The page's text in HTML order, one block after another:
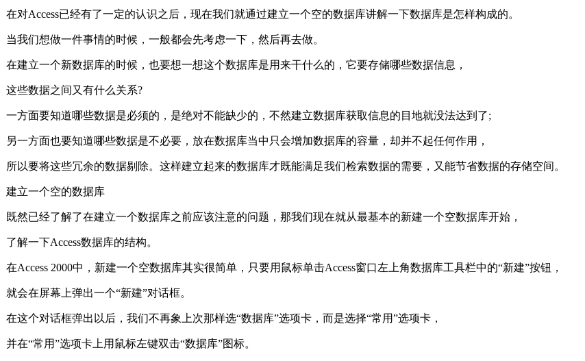
在对Access已经有了一定的认识之后，现在我们就通过建立一个空的数据库讲解一下数据库是怎样构成的。
当我们想做一件事情的时候，一般都会先考虑一下，然后再去做。
在建立一个新数据库的时候，也要想一想这个数据库是用来干什么的，它要存储哪些数据信息，
这些数据之间又有什么关系?
一方面要知道哪些数据是必须的，是绝对不能缺少的，不然建立数据库获取信息的目地就没法达到了;
另一方面也要知道哪些数据是不必要，放在数据库当中只会增加数据库的容量，却并不起任何作用，
所以要将这些冗余的数据剔除。这样建立起来的数据库才既能满足我们检索数据的需要，又能节省数据的存储空间。
建立一个空的数据库
既然已经了解了在建立一个数据库之前应该注意的问题，那我们现在就从最基本的新建一个空数据库开始，
了解一下Access数据库的结构。
在Access 2000中，新建一个空数据库其实很简单，只要用鼠标单击Access窗口左上角数据库工具栏中的“新建”按钮，
就会在屏幕上弹出一个“新建”对话框。
在这个对话框弹出以后，我们不再象上次那样选“数据库”选项卡，而是选择“常用”选项卡，
并在“常用”选项卡上用鼠标左键双击“数据库”图标。